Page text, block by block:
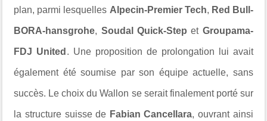
plan, parmi lesquelles Alpecin-Premier Tech, Red Bull-
BORA-hansgrohe, Soudal Quick-Step et Groupama-
FDJ United . Une proposition de prolongation lui avait
également été soumise par son équipe actuelle, sans
succès. Le choix du Wallon se serait finalement porté sur
la structure suisse de Fabian Cancellara, ouvrant ainsi